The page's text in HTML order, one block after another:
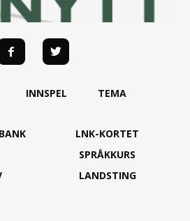
INNSPEL TEMA
LNK-KORTET
SPRÅKKURS
LANDSTING